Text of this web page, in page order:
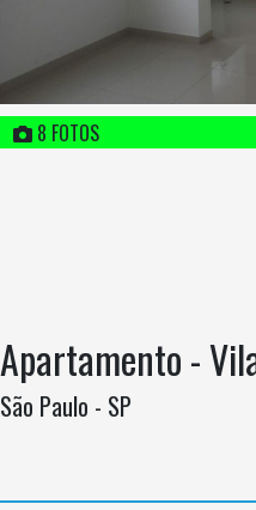
8 FOTOS
Apartamento -
São Paulo - SP